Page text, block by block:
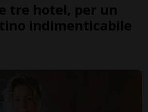
tre hotel, per un
indimenticabile